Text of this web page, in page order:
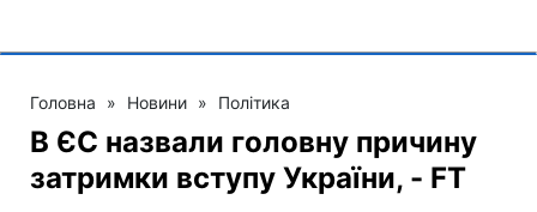
Головна » Новини » Політика
В ЄС назвали головну причину
затримки вступу України, - FT